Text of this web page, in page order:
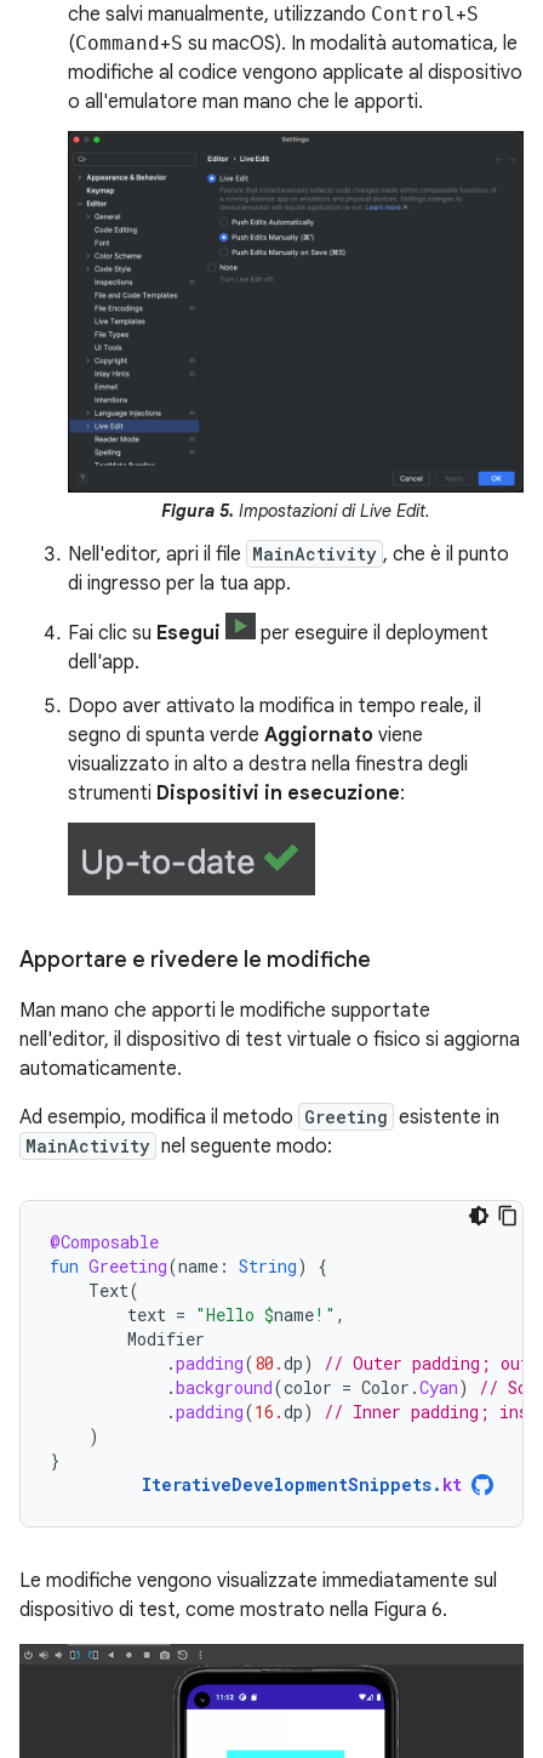
che salvi manualmente, utilizzando Control+S
(Command +S su macOS). In modalità automatica, le
modifiche al codice vengono applicate al dispositivo
o all'emulatore man mano che le apporti.
Figura 5. Impostazioni di Live Edit.
Nell'editor, apri il file MainActivity , che è il punto
di ingresso per la tua app.
Fai clic su Esegui
per eseguire il deployment
dell'app.
Dopo aver attivato la modifica in tempo reale, il
segno di spunta verde Aggiornato viene
visualizzato in alto a destra nella finestra degli
strumenti Dispositivi in esecuzione:
Apportare e rivedere le modifiche
Man mano che apporti le modifiche supportate
nell'editor, il dispositivo di test virtuale o fisico si aggiorna
automaticamente.
Ad esempio, modifica il metodo Greeting esistente in
MainActivity nel seguente modo:
@Composable
fun Greeting(name : String)
{
Text(
text = "Hello $name!" ,
Modifier
.padding(80.dp)
// Outer padding;
.background(color = Color .Cyan)
//
.padding(16.dp)
// Inner padding;
)
}
IterativeDevelopmentSnippets. kt
Le modifiche vengono visualizzate immediatamente sul
dispositivo di test, come mostrato nella Figura 6.